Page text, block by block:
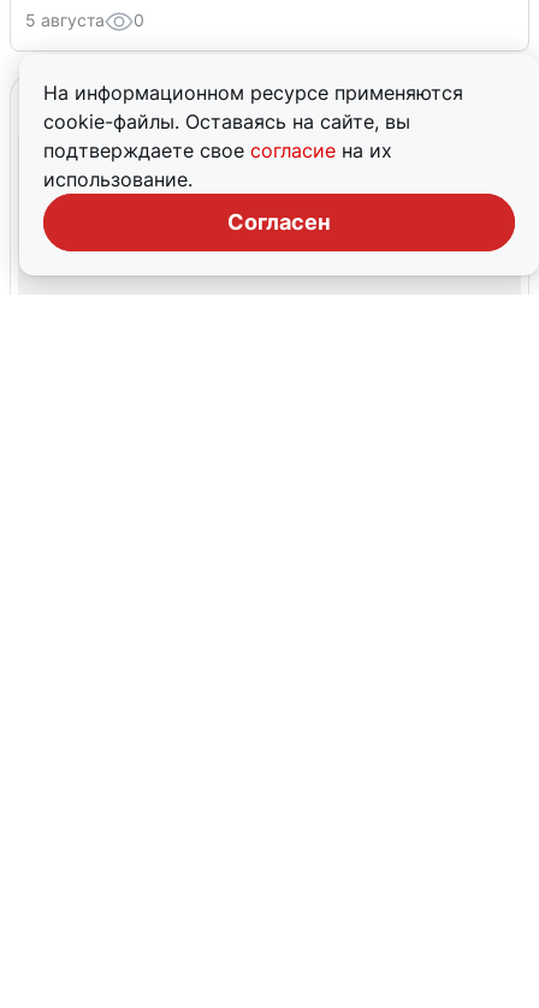
На информационном ресурсе применяются
cookie-файлы. Оставаясь на сайте, вы
подтверждаете свое согласие на их
использование.
Согласен
5 августа 0